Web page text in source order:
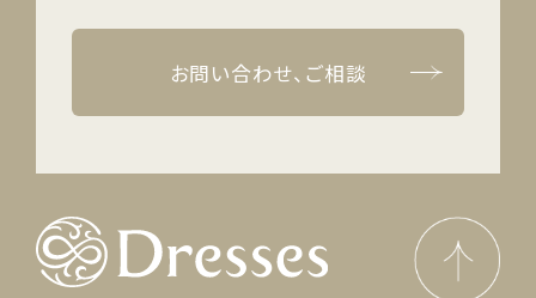
お問い合わせ、ご相談